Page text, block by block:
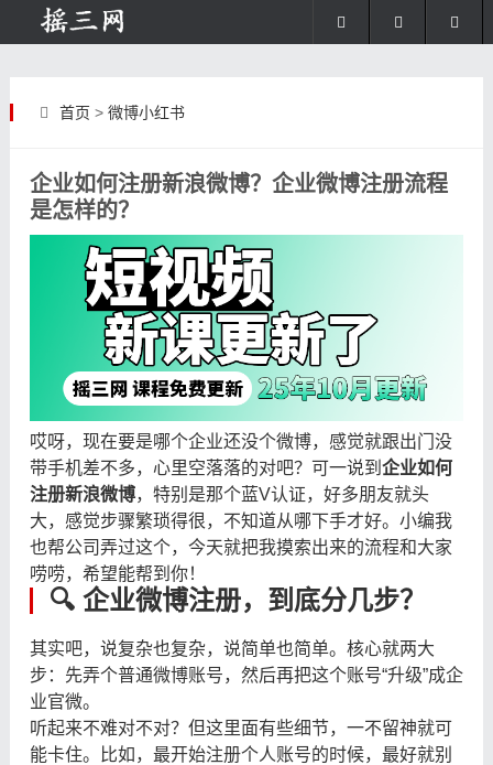
首页 > 微博小红书
企业如何注册新浪微博？企业微博注册流程
是怎样的？
哎呀，现在要是哪个企业还没个微博，感觉就跟出门没
带手机差不多，心里空落落的对吧？可一说到 企业如何
注册新浪微博，特别是那个蓝V认证，好多朋友就头
大，感觉步骤繁琐得很，不知道从哪下手才好。小编我
也帮公司弄过这个，今天就把我摸索出来的流程和大家
唠唠，希望能帮到你！
🔍 企业微博注册，到底分几步？
其实吧，说复杂也复杂，说简单也简单。核心就两大
步：先弄个普通微博账号，然后再把这个账号“升级”成企
业官微。
听起来不难对不对？但这里面有些细节，一不留神就可
能卡住。比如，最开始注册个人账号的时候，最好就别